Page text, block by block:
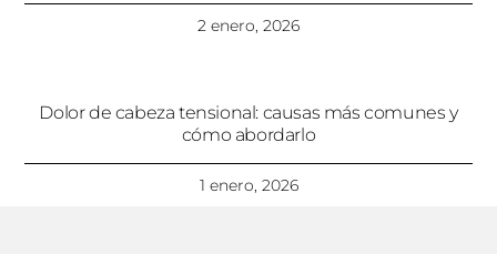
2 enero, 2026
Dolor de cabeza tensional: causas más comunes y
cómo abordarlo
1 enero, 2026